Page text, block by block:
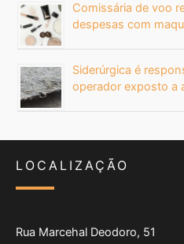
Comissária de voo
despesas com
Siderúrgica é
operador exposto a
LOCALIZAÇÃO
Rua Marcehal Deodoro, 51